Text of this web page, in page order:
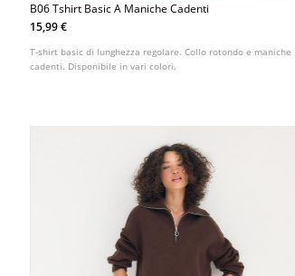
B06 Tshirt Basic A Maniche Cadenti
15,99 €
T-shirt basic di lunghezza regolare. Collo rotondo e maniche
cadenti. Disponibile in vari colori.